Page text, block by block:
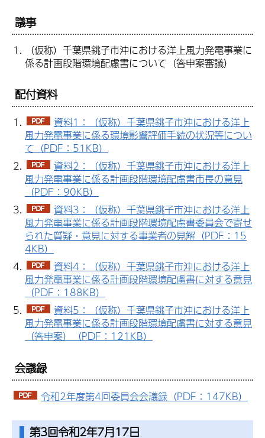
議事
（仮称）千葉県銚子市沖における洋上風力発電事業に
係る計画段階環境配慮書について（答申案審議）
配付資料
資料1：（仮称）千葉県銚子市沖における洋上
風力発電事業に係る環境影響評価手続の状況等につい
て（PDF：51KB）
資料2：（仮称）千葉県銚子市沖における洋上
風力発電事業に係る計画段階環境配慮書市長の意見
（PDF：90KB）
資料3：（仮称）千葉県銚子市沖における洋上
風力発電事業に係る計画段階環境配慮書委員会で寄せ
られた質疑・意見に対する事業者の見解（PDF：15
4KB）
資料4：（仮称）千葉県銚子市沖における洋上
風力発電事業に係る計画段階環境配慮書に対する意見
（PDF：188KB）
資料5：（仮称）千葉県銚子市沖における洋上
風力発電事業に係る計画段階環境配慮書に対する意見
（答申案）（PDF：121KB）
会議録
令和2年度第4回委員会会議録（PDF：147KB）
第3回令和2年7月17日